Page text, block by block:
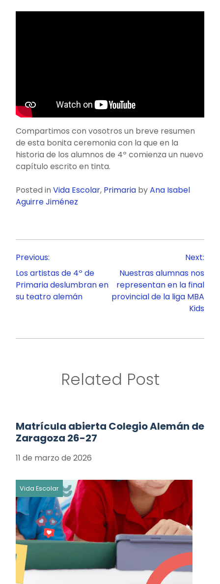
Compartimos con vosotros un breve resumen
de esta bonita ceremonia con la que en la
historia de los alumnos de 4º comienza un nuevo
capítulo escrito en tinta.
Posted in Vida Escolar, Primaria byAna Isabel
Aguirre Jiménez
Navegación
de
entradas
Previous:
Los artistas de 4º de
Primaria deslumbran en
su teatro alemán
Next:
Nuestras alumnas nos
representan en la final
provincial de la liga MBA
Kids
Related Post
Matrícula abierta Colegio Alemán de
Zaragoza 26-27
11 de marzo de 2026
Vida Escolar